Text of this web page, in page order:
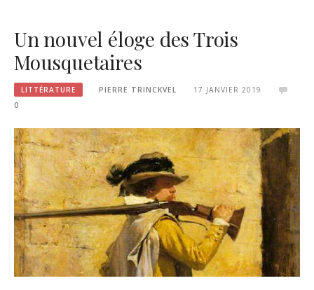
Un nouvel éloge des Trois
Mousquetaires
LITTÉRATURE PIERRE TRINCKVEL
17 JANVIER 2019
0